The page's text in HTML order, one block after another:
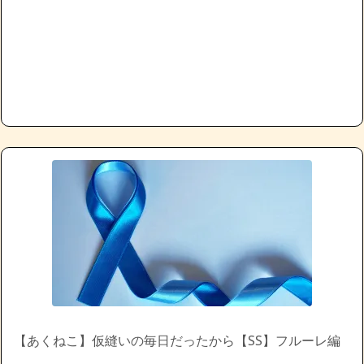
【あくねこ】仮縫いの毎日だったから【SS】フルーレ編